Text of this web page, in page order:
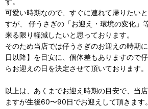
可愛い時期なので、すぐに連れて帰りたい
すが、 仔うさぎの「お迎え・環境の変化」
来る限り軽減したいと思っております。
そのため当店では仔うさぎのお迎えの時期
日以降】を目安に、個体差もありますので
らお迎えの日を決定させて頂いております。
以上は、あくまでお迎え時期の目安で、当
ますが生後60〜90日でお迎えして頂きます。